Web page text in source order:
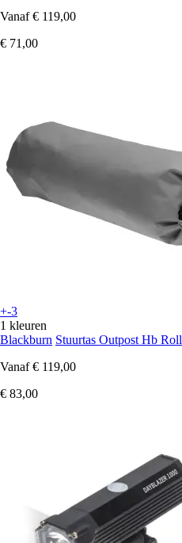
Vanaf € 119,00
€ 71,00
+-3
1 kleuren
Blackburn Stuurtas Outpost Hb Roll
Vanaf € 119,00
€ 83,00